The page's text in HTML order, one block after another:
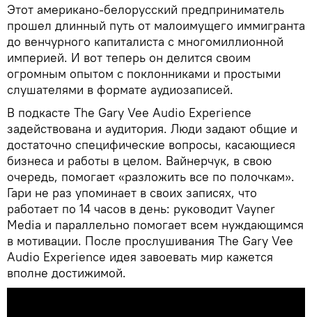
Этот американо-белорусский предприниматель
прошел длинный путь от малоимущего иммигранта
до венчурного капиталиста с многомиллионной
империей. И вот теперь он делится своим
огромным опытом с поклонниками и простыми
слушателями в формате аудиозаписей.
В подкасте The Gary Vee Audio Experience
задействована и аудитория. Люди задают общие и
достаточно специфические вопросы, касающиеся
бизнеса и работы в целом. Вайнерчук, в свою
очередь, помогает «разложить все по полочкам».
Гари не раз упоминает в своих записях, что
работает по 14 часов в день: руководит Vayner
Media и параллельно помогает всем нуждающимся
в мотивации. После прослушивания The Gary Vee
Audio Experience идея завоевать мир кажется
вполне достижимой.